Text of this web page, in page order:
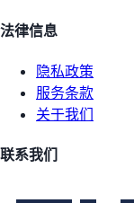
法律信息
隐私政策
服务条款
关于我们
联系我们